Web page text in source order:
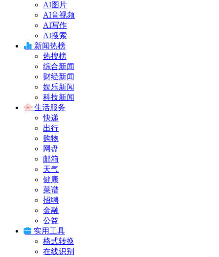
AI图片
AI音视频
AI写作
AI搜索
新闻热榜
热搜榜
综合新闻
财经新闻
娱乐新闻
科技新闻
生活服务
快递
出行
购物
网盘
邮箱
天气
健康
菜谱
招聘
金融
公益
实用工具
格式转换
在线识别